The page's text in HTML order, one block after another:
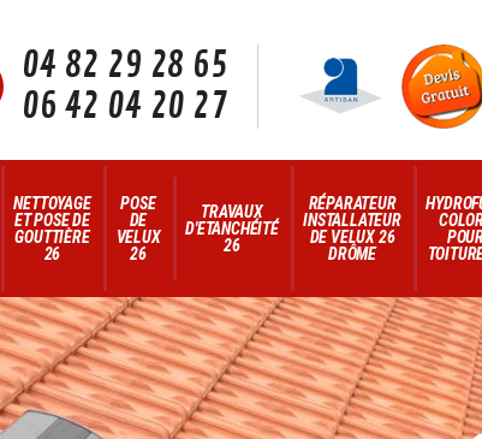
04 82 29 28 65
06 42 04 20 27
NETTOYAGE
ET POSE DE
GOUTTIÈRE
26
POSE
DE
VELUX
26
TRAVAUX
D'ETANCHÉITÉ
26
RÉPARATEUR
INSTALLATEUR
DE VELUX 26
DRÔME